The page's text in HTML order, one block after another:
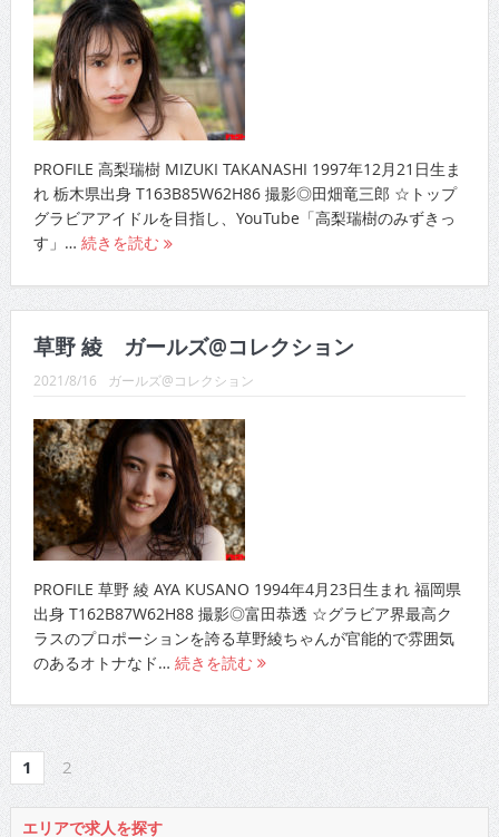
PROFILE 高梨瑞樹 MIZUKI TAKANASHI 1997年12月21日生ま
れ 栃木県出身 T163B85W62H86 撮影◎田畑竜三郎 ☆トップ
グラビアアイドルを目指し、YouTube「高梨瑞樹のみずきっ
す」… 続きを読む
草野 綾 ガールズ@コレクション
2021/8/16 ガールズ@コレクション
PROFILE 草野 綾 AYA KUSANO 1994年4月23日生まれ 福岡県
出身 T162B87W62H88 撮影◎富田恭透 ☆グラビア界最高ク
ラスのプロポーションを誇る草野綾ちゃんが官能的で雰囲気
のあるオトナなド… 続きを読む
1 2
エリアで求人を探す